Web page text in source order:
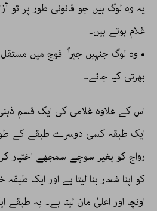
یہ وہ لوگ ہیں جو قانونی طور پر تو
غلام ہوتے ہیں۔
• وہ لوگ جنہیں جبراً فوج میں
بھرتی کیا جائے۔
اس کے علاوہ غلامی کی ایک قسم
ایک طبقہ کسی دوسرے طبقے کے
رواج کو بغیر سوچے سمجھے اختیار
کو اپنا شعار بنا لیتا ہے اور ایک
اونچا اور اعلیٰ مان لیتا ہے۔ یہ